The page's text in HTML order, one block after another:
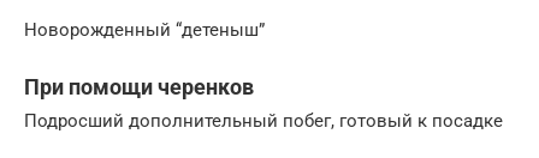
Новорожденный “детеныш”
При помощи черенков
Подросший дополнительный побег, готовый к посадке